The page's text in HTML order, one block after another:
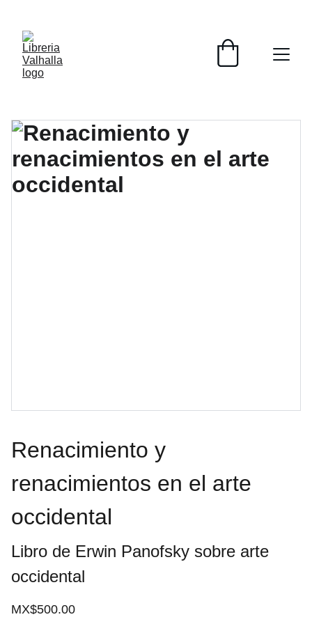
Renacimiento y
renacimientos en el arte
occidental
Libro de Erwin Panofsky sobre arte
occidental
MX$500.00